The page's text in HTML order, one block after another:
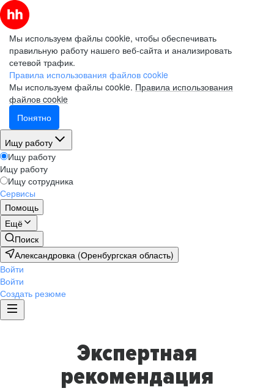
Мы используем файлы cookie, чтобы обеспечивать
правильную работу нашего веб-сайта и анализировать
сетевой трафик.
Правила использования файлов cookie
Мы используем файлы cookie. Правила использования
файлов cookie
Понятно
Ищу работу
Ищу работу
Ищу работу
Ищу сотрудника
Сервисы
Помощь
Ещё
Поиск
Александровка (Оренбургская область)
Войти
Войти
Создать резюме
Экспертная
рекомендация